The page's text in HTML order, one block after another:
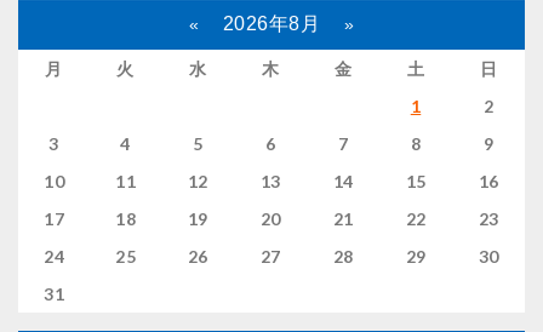
« 2026年8月 »
月 火 水 木 金 土
日
1
2
3
4 5 6 7 8
9
10
11 12 13 14 15
16
17
18 19 20 21 22
23
24
25 26 27 28 29
30
31